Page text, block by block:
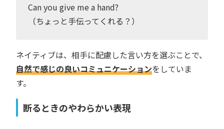
Can you give me a hand?
（ちょっと手伝ってくれる？）
ネイティブは、相手に配慮した言い方を選ぶことで、
自然で感じの良いコミュニケーションをしていま
す。
断るときのやわらかい表現